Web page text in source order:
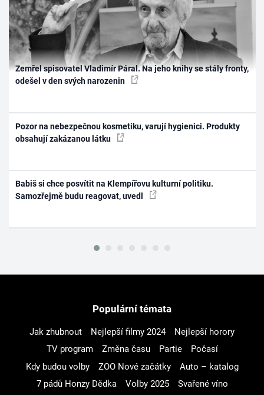
Zemřel spisovatel Vladimír Páral. Na jeho knihy se stály fronty,
odešel v den svých narozenin
Pozor na nebezpečnou kosmetiku, varují hygienici. Produkty
obsahují zakázanou látku
Babiš si chce posvítit na Klempířovu kulturní politiku.
Samozřejmě budu reagovat, uvedl
Populární témata
Jak zhubnout Nejlepší filmy 2024
Nejlepší horory
TV program
Změna času Partie
Počasí
Kdy budou volby
ZOO Nové začátky
Auto – katalog
7 pádů Honzy Dědka
Volby 2025
Svařené víno